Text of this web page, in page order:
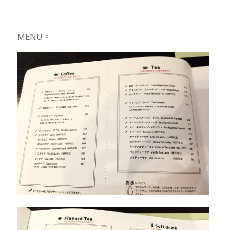
MENU。